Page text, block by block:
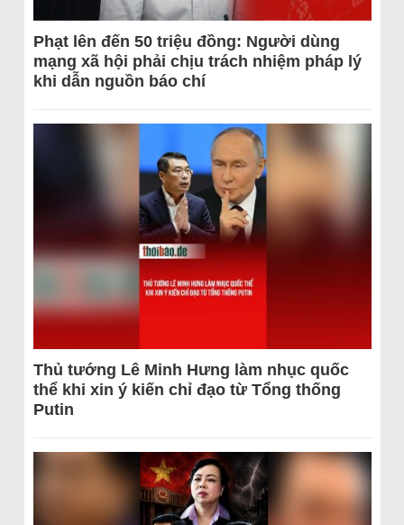
Phạt lên đến 50 triệu đồng: Người dùng
mạng xã hội phải chịu trách nhiệm pháp lý
khi dẫn nguồn báo chí
Thủ tướng Lê Minh Hưng làm nhục quốc
thể khi xin ý kiến chỉ đạo từ Tổng thống
Putin